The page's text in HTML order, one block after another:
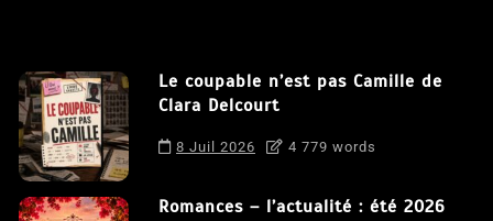
Le coupable n’est pas Camille de
Clara Delcourt
8 Juil 2026 4 779 words
Romances – l’actualité : été 2026